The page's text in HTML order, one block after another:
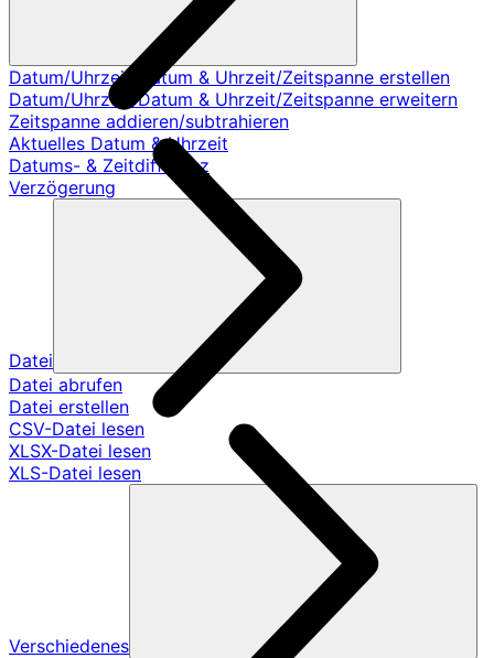
Datum/Uhrzeit/Datum & Uhrzeit/Zeitspanne erstellen
Datum/Uhrzeit/Datum & Uhrzeit/Zeitspanne erweitern
Zeitspanne addieren/subtrahieren
Aktuelles Datum & Uhrzeit
Datums- & Zeitdifferenz
Verzögerung
Datei
Datei abrufen
Datei erstellen
CSV-Datei lesen
XLSX-Datei lesen
XLS-Datei lesen
Verschiedenes